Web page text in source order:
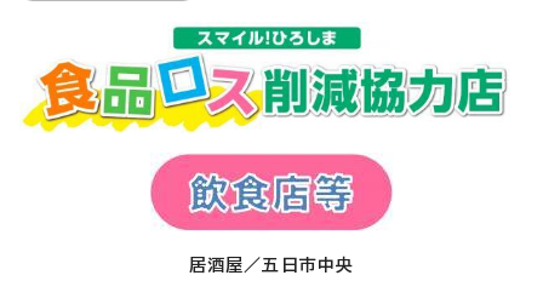
居酒屋／五日市中央